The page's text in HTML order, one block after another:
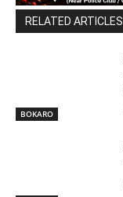
RELATED ARTICLES
BOKARO